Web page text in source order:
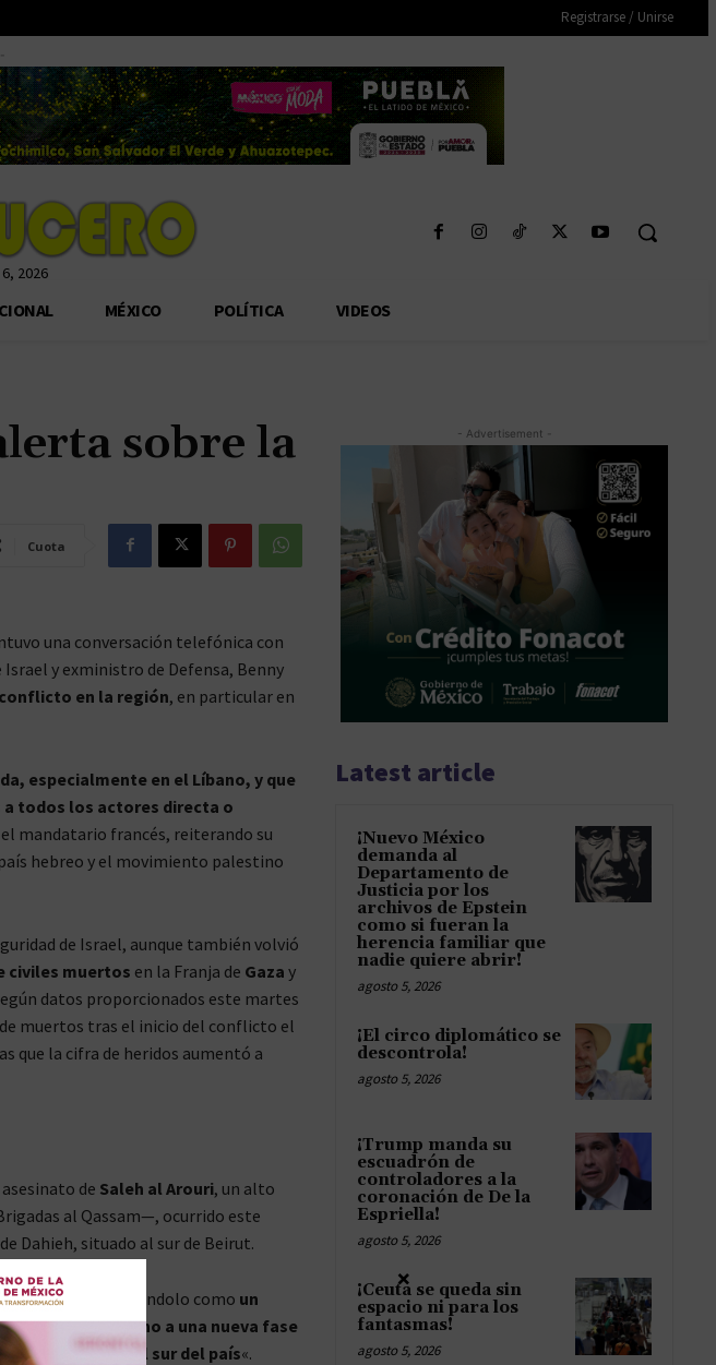
Registrarse / Unirse
2026
MÉXICO POLÍTICA VIDEOS
sobre la
Cuota
una conversación telefónica con
y exministro de Defensa, Benny
en la región, en particular en
especialmente en el Líbano, y que
todos los actores directa o
el mandatario francés, reiterando su
hebreo y el movimiento palestino
de Israel, aunque también volvió
civiles muertos en la Franja de Gaza y
datos proporcionados este martes
muertos tras el inicio del conflicto el
que la cifra de heridos aumentó a
de Saleh al Arouri, un alto
al Qassam—, ocurrido este
Dahieh, situado al sur de Beirut.
el ataque calificándolo como un
arrastrar al Líbano a una nueva fase
diarios en el sur del país«.
- Advertisement -
Latest article
¡Nuevo México
demanda al
Departamento de
Justicia por los
archivos de Epstein
como si fueran la
herencia familiar que
nadie quiere abrir!
agosto 5, 2026
¡El circo diplomático se
descontrola!
agosto 5, 2026
¡Trump manda su
escuadrón de
controladores a la
coronación de De la
Espriella!
agosto 5, 2026
¡Ceuta se queda sin
espacio ni para los
fantasmas!
agosto 5, 2026
×